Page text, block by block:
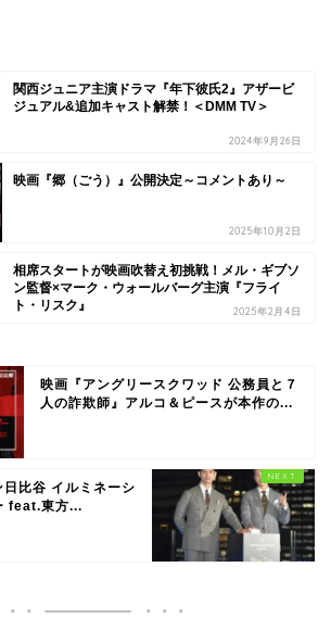
関西ジュニア主演ドラマ『年下彼氏2』アザービ
ジュアル&追加キャスト解禁！＜DMM TV＞
2024年9月26日
映画『郷（ごう）』公開決定～コメントあり～
2025年10月2日
相席スタートが映画吹替え初挑戦！メル・ギブソ
ン監督×マーク・ウォールバーグ主演『フライ
ト・リスク』
2025年2月4日
映画『アングリースクワッド 公務員と７
人の詐欺師』アルコ＆ピースが本作の...
日比谷 イルミネーシ
feat.東方...